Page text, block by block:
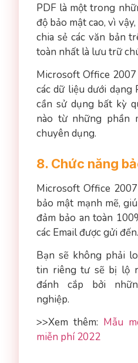
PDF là một trong
độ bảo mật cao, vì
chia sẻ các văn bản
toàn nhất là lưu trữ
Microsoft Office
các dữ liệu dưới dạng
cần sử dụng bất kỳ
nào từ những phần
chuyên dụng.
8. Chức năng
Microsoft Office
bảo mật mạnh mẽ,
đảm bảo an toàn
các Email được gửi đến.
Bạn sẽ không phải
tin riêng tư sẽ bị lộ
đánh cắp bởi
nghiệp.
>>Xem thêm: Mẫu
miễn phí 2022